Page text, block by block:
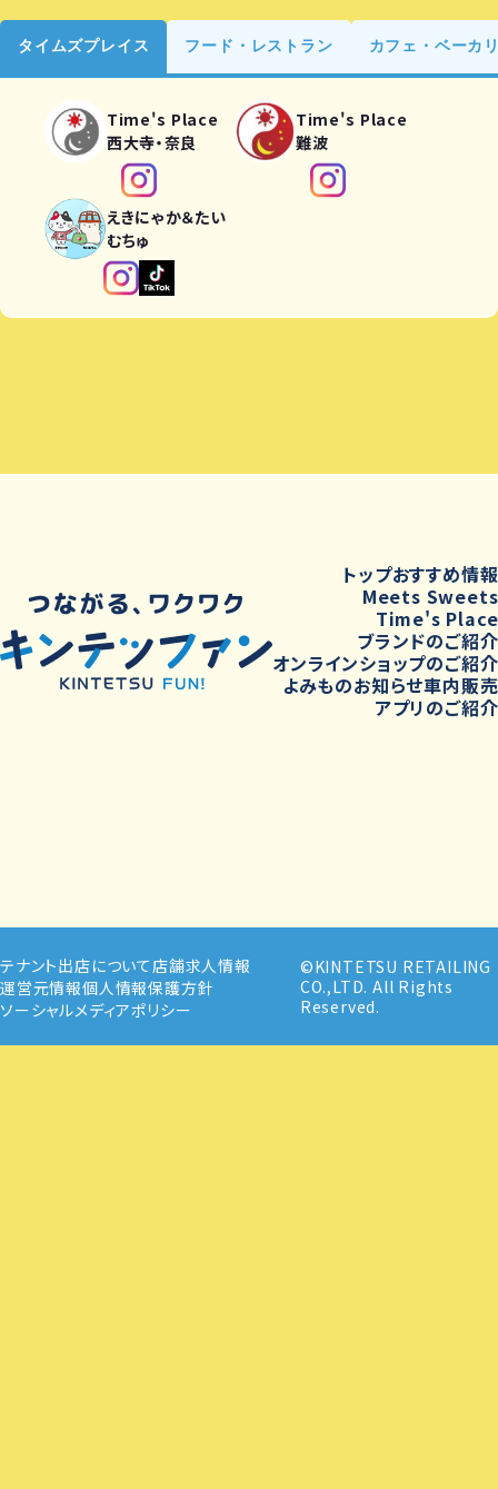
タイムズプレイス フード・レストラン カフェ・ベーカ
Time's Place
西大寺・奈良
Time's Place
難波
えきにゃか＆たい
むちゅ
トップおすすめ情報
Meets Sweets
Time's Place
ブランドのご紹介
オンラインショップのご紹介
よみものお知らせ車内販売
アプリのご紹介
テナント出店について店舗求人情報
運営元情報個人情報保護方針
ソーシャルメディアポリシー
©KINTETSU RETAILING
CO.,LTD. All Rights
Reserved.